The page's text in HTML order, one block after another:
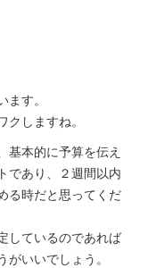
ます。
クしますね。
基本的に予算を伝え
であり、２週間以内
る時だと思ってくだ
しているのであれば
いいでしょう。